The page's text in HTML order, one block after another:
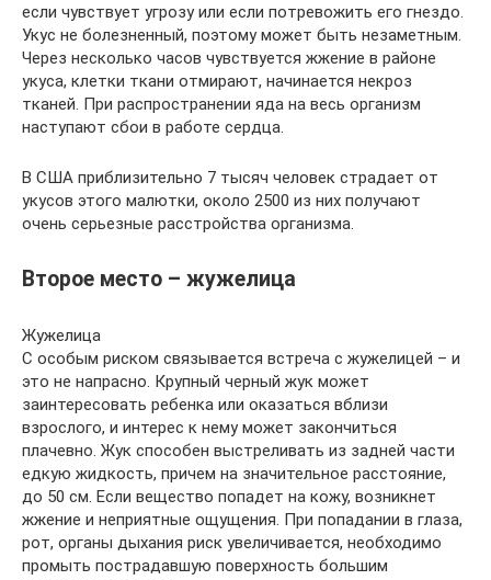
если чувствует угрозу или если потревожить его гнездо.
Укус не болезненный, поэтому может быть незаметным.
Через несколько часов чувствуется жжение в районе
укуса, клетки ткани отмирают, начинается некроз
тканей. При распространении яда на весь организм
наступают сбои в работе сердца.
В США приблизительно 7 тысяч человек страдает от
укусов этого малютки, около 2500 из них получают
очень серьезные расстройства организма.
Второе место – жужелица
Жужелица
С особым риском связывается встреча с жужелицей – и
это не напрасно. Крупный черный жук может
заинтересовать ребенка или оказаться вблизи
взрослого, и интерес к нему может закончиться
плачевно. Жук способен выстреливать из задней части
едкую жидкость, причем на значительное расстояние,
до 50 см. Если вещество попадет на кожу, возникнет
жжение и неприятные ощущения. При попадании в глаза,
рот, органы дыхания риск увеличивается, необходимо
промыть пострадавшую поверхность большим